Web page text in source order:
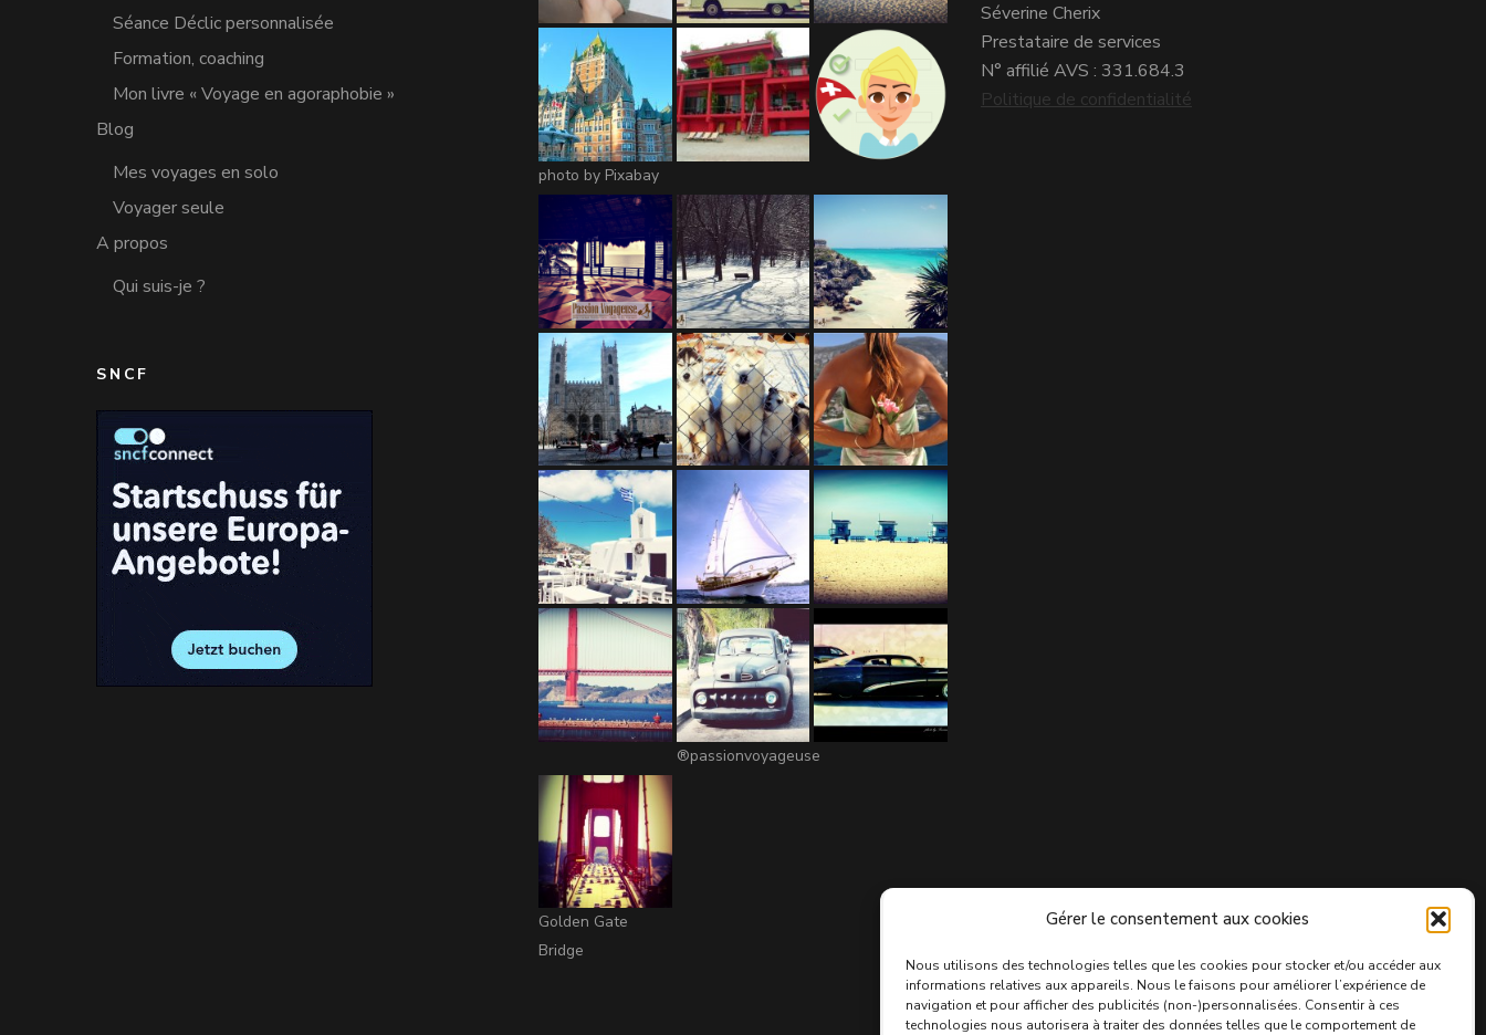
Gérer le consentement aux cookies
Nous utilisons des technologies telles que les cookies pour stocker et/ou accéder aux
informations relatives aux appareils. Nous le faisons pour améliorer l’expérience de
navigation et pour afficher des publicités (non-)personnalisées. Consentir à ces
technologies nous autorisera à traiter des données telles que le comportement de
Séance Déclic personnalisée
Formation, coaching
Mon livre « Voyage en agoraphobie »
Blog
Mes voyages en solo
Voyager seule
A propos
Qui suis-je ?
SNCF
photo by Pixabay
®passionvoyageuse
Golden Gate
Bridge
Séverine Cherix
Prestataire de services
N° affilié AVS : 331.684.3
Politique de confidentialité